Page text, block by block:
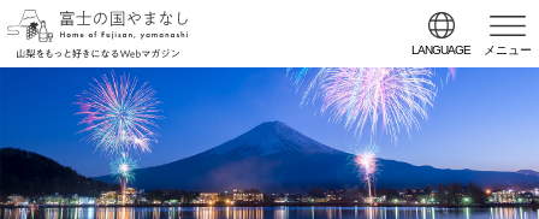
LANGUAGE メニュー